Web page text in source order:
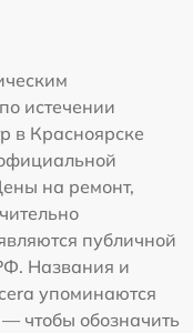
истечении
в Красноярске
на ремонт,
публичной
Названия и
упоминаются
чтобы обозначить